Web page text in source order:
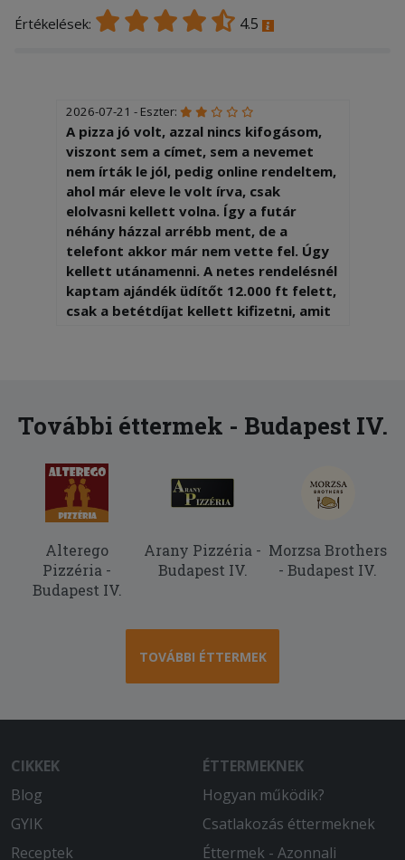
Értékelések: 4.5
2026-07-21 - Eszter:
A pizza jó volt, azzal nincs kifogásom,
viszont sem a címet, sem a nevemet
nem írták le jól, pedig online rendeltem,
ahol már eleve le volt írva, csak
elolvasni kellett volna. Így a futár
néhány házzal arrébb ment, de a
telefont akkor már nem vette fel. Úgy
kellett utánamenni. A netes rendelésnél
kaptam ajándék üdítőt 12.000 ft felett,
csak a betétdíjat kellett kifizetni, amit
rég ettem ilyen jót
További éttermek - Budapest IV.
Alterego
Pizzéria -
Budapest IV.
Arany Pizzéria -
Budapest IV.
Morzsa Brothers
- Budapest IV.
TOVÁBBI ÉTTERMEK
CIKKEK
Blog
GYIK
Receptek
ÉTTERMEKNEK
Hogyan működik?
Csatlakozás éttermeknek
Éttermek - Azonnali